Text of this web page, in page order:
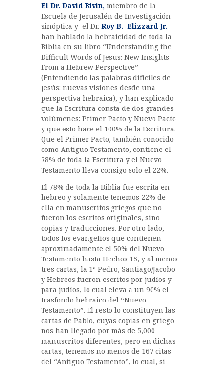
El Dr. David Bivin, miembro de la
Escuela de Jerusalén de Investigación
sinóptica y el Dr. Roy B. Blizzard Jr.
han hablado la hebraicidad de toda la
Biblia en su libro “Understanding the
Difficult Words of Jesus: New Insights
From a Hebrew Perspective”
(Entendiendo las palabras difíciles de
Jesús: nuevas visiones desde una
perspectiva hebraica), y han explicado
que la Escritura consta de dos grandes
volúmenes: Primer Pacto y Nuevo Pacto
y que esto hace el 100% de la Escritura.
Que el Primer Pacto, también conocido
como Antiguo Testamento, contiene el
78% de toda la Escritura y el Nuevo
Testamento lleva consigo solo el 22%.
El 78% de toda la Biblia fue escrita en
hebreo y solamente tenemos 22% de
ella en manuscritos griegos que no
fueron los escritos originales, sino
copias y traducciones. Por otro lado,
todos los evangelios que contienen
aproximadamente el 50% del Nuevo
Testamento hasta Hechos 15, y al menos
tres cartas, la 1ª Pedro, Santiago/Jacobo
y Hebreos fueron escritos por judíos y
para judíos, lo cual eleva a un 90% el
trasfondo hebraico del “Nuevo
Testamento”. El resto lo constituyen las
cartas de Pablo, cuyas copias en griego
nos han llegado por más de 5,000
manuscritos diferentes, pero en dichas
cartas, tenemos no menos de 167 citas
del “Antiguo Testamento”, lo cual, si